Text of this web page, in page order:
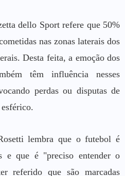
dello Sport refere que 50%
nas zonas laterais dos
Desta feita, a emoção dos
têm influência nesses
perdas ou disputas de
lembra que o futebol é
e que é "preciso entender o
referido que são marcadas